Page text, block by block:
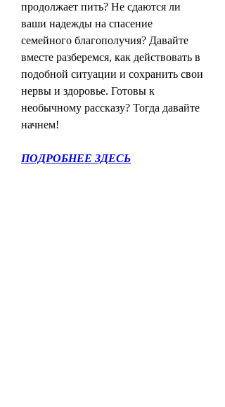
продолжает пить? Не сдаются ли
ваши надежды на спасение
семейного благополучия? Давайте
вместе разберемся, как действовать в
подобной ситуации и сохранить свои
нервы и здоровье. Готовы к
необычному рассказу? Тогда давайте
начнем!
ПОДРОБНЕЕ ЗДЕСЬ